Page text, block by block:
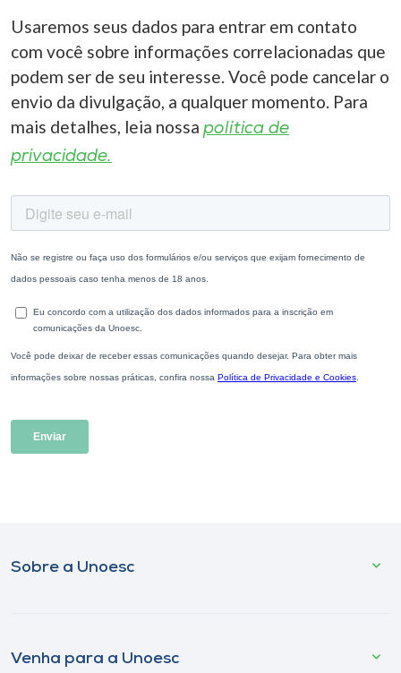
Usaremos seus dados para entrar em contato
com você sobre informações correlacionadas que
podem ser de seu interesse. Você pode cancelar o
envio da divulgação, a qualquer momento. Para
mais detalhes, leia nossa política de
privacidade.
Sobre a Unoesc
Venha para a Unoesc